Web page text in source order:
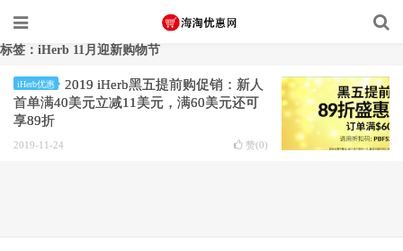
标签：iHerb 11月迎新购物节
iHerb优惠
2019 iHerb黑五提前购促销：新人
首单满40美元立减11美元，满60美元还可
享89折
2019-11-24 赞(0)